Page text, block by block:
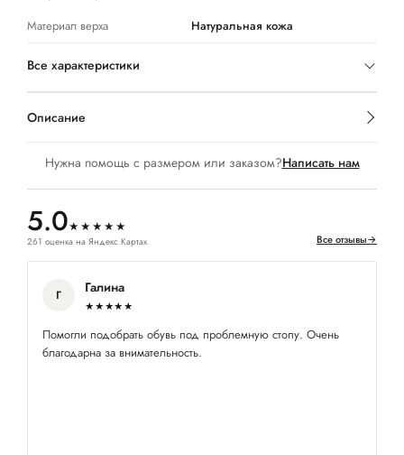
Нужна помощь с размером или заказом?Написать нам
5.0★★★★★
261 оценка на Яндекс Картах Все отзывы→
Г Галина
★★★★★
Помогли подобрать обувь под проблемную стопу. Очень
благодарна за внимательность.
Материал верха Натуральная кожа
Все характеристики
Описание